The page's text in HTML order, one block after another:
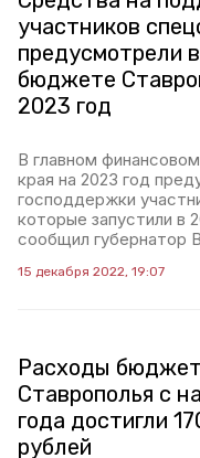
участников
предусмотрели в
бюджете
2023 год
В главном
края на 2023 год
господдержки
которые запустили в
сообщил губернатор
15 декабря 2022, 19:07
Расходы
Ставрополья с
года достигли
рублей